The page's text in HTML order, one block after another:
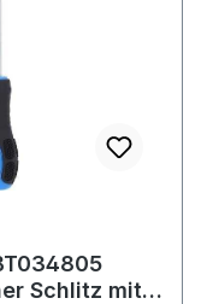
sind
Bereich
Schlitz mit